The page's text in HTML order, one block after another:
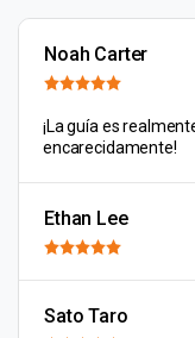
Noah Carter
¡La guía es
encarecidamente!
Ethan Lee
Sato Taro